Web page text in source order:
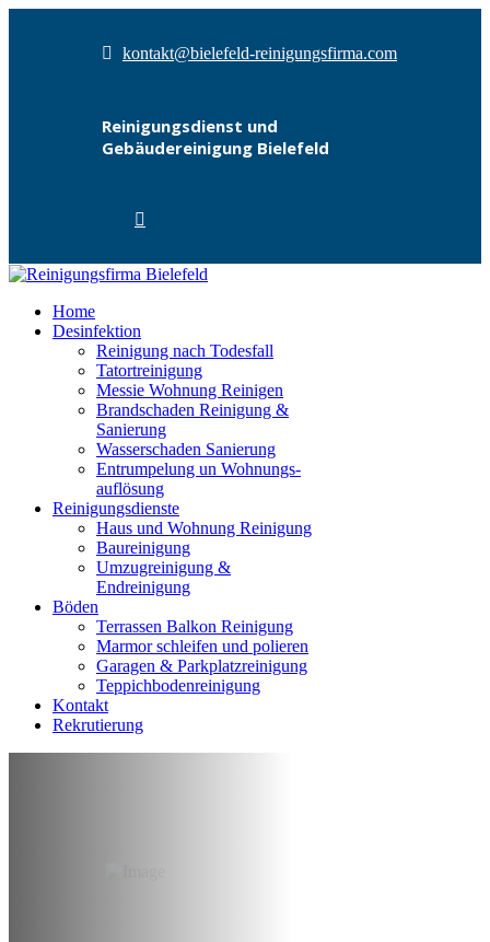
kontakt@bielefeld-reinigungsfirma.com
Reinigungsdienst und
Gebäudereinigung Bielefeld
Home
Desinfektion
Reinigung nach Todesfall
Tatortreinigung
Messie Wohnung Reinigen
Brandschaden Reinigung &
Sanierung
Wasserschaden Sanierung
Entrumpelung un Wohnungs­
auflösung
Reinigungsdienste
Haus und Wohnung Reinigung
Baureinigung
Umzugreinigung &
Endreinigung
Böden
Terrassen Balkon Reinigung
Marmor schleifen und polieren
Garagen & Parkplatzreinigung
Teppichbodenreinigung
Kontakt
Rekrutierung